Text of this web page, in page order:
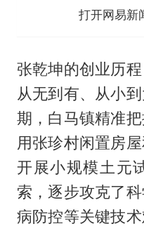
打开网易新
张乾坤的创业历
从无到有、从小
期，白马镇精准
用张珍村闲置房
开展小规模土元
索，逐步攻克了
病防控等关键技